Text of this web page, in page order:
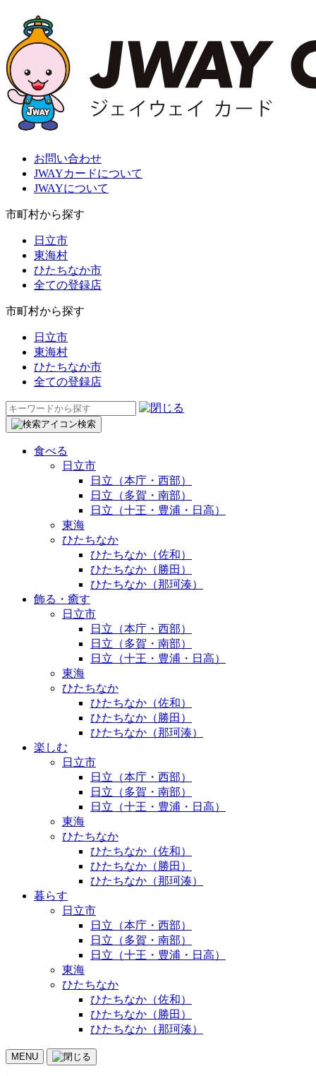
お問い合わせ
JWAYカードについて
JWAYについて
市町村から探す
日立市
東海村
ひたちなか市
全ての登録店
市町村から探す
日立市
東海村
ひたちなか市
全ての登録店
検
索:
検索
食べる
日立市
日立（本庁・西部）
日立（多賀・南部）
日立（十王・豊浦・日高）
東海
ひたちなか
ひたちなか（佐和）
ひたちなか（勝田）
ひたちなか（那珂湊）
飾る・癒す
日立市
日立（本庁・西部）
日立（多賀・南部）
日立（十王・豊浦・日高）
東海
ひたちなか
ひたちなか（佐和）
ひたちなか（勝田）
ひたちなか（那珂湊）
楽しむ
日立市
日立（本庁・西部）
日立（多賀・南部）
日立（十王・豊浦・日高）
東海
ひたちなか
ひたちなか（佐和）
ひたちなか（勝田）
ひたちなか（那珂湊）
暮らす
日立市
日立（本庁・西部）
日立（多賀・南部）
日立（十王・豊浦・日高）
東海
ひたちなか
ひたちなか（佐和）
ひたちなか（勝田）
ひたちなか（那珂湊）
MENU